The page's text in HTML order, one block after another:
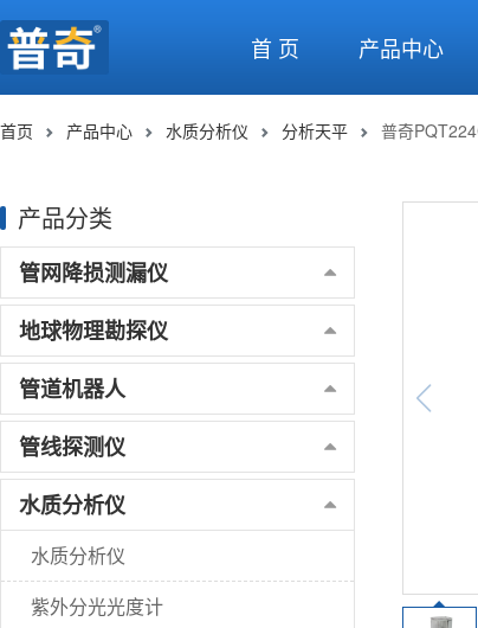
首 页 产品中心
首页 产品中心 水质分析仪 分析天平 普奇
产品分类
管网降损测漏仪
地球物理勘探仪
管道机器人
管线探测仪
水质分析仪
水质分析仪
紫外分光光度计